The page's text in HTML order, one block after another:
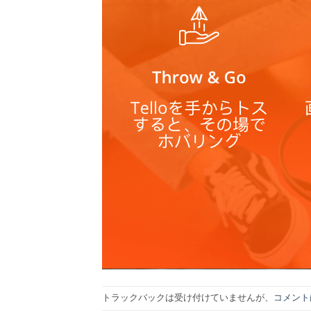
トラックバックは受け付けていませんが、 コメン